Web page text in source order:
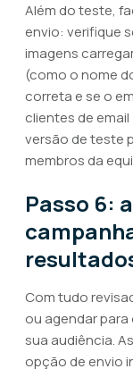
Além do teste,
envio: verifique
imagens
(como o nome
correta e se o
clientes de email
versão de teste
membros da
Passo 6:
Com tudo
ou agendar
sua audiência.
opção de envio